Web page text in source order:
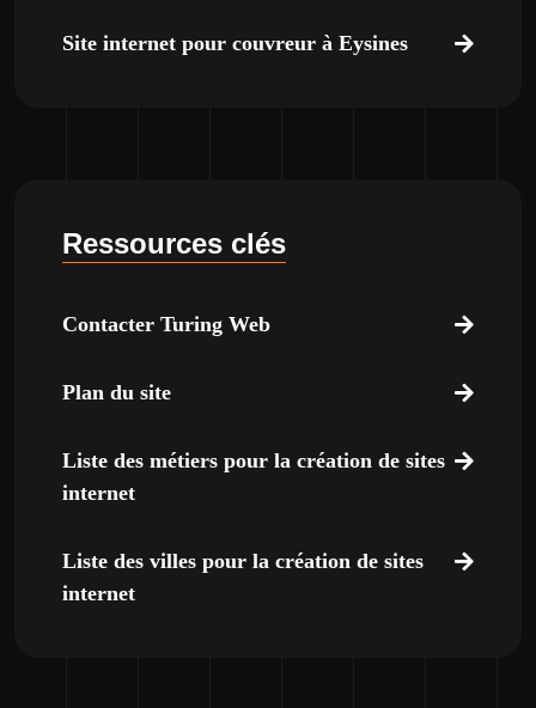
Site internet pour couvreur à Eysines
Ressources clés
Contacter Turing Web
Plan du site
Liste des métiers pour la création de sites
internet
Liste des villes pour la création de sites
internet